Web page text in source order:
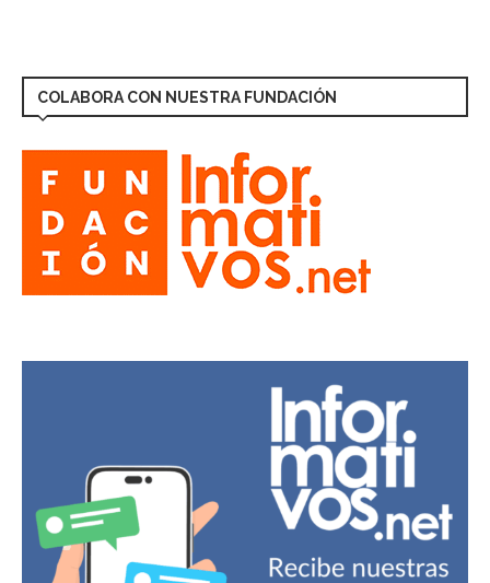
COLABORA CON NUESTRA FUNDACIÓN